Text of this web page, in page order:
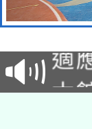
本
招
招)
適
本